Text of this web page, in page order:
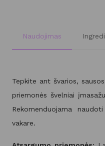
Naudojimas
Tepkite ant švarios,
priemonės švelniai
Rekomenduojama
vakare.